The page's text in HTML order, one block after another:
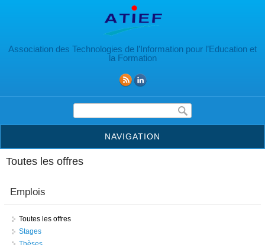
Association des Technologies de l’Information pour l’Education et
la Formation
Formulaire de recherche
NAVIGATION
Toutes les offres
Emplois
Toutes les offres
Stages